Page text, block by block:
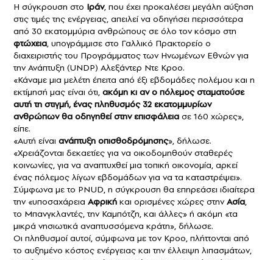
Η σύγκρουση στο Ιράν, που έχει προκαλέσει μεγάλη αύξηση
στις τιμές της ενέργειας, απειλεί να οδηγήσει περισσότερα
από 30 εκατομμύρια ανθρώπους σε όλο τον κόσμο στη
φτώχεια, υπογράμμισε στο Γαλλικό Πρακτορείο ο
διαχειριστής του Προγράμματος των Ηνωμένων Εθνών για
την Ανάπτυξη (UNDP) Αλεξάντερ Ντε Κροο.
«Κάναμε μια μελέτη έπειτα από έξι εβδομάδες πολέμου και η
εκτίμησή μας είναι ότι, ακόμη κι αν ο πόλεμος σταματούσε
αυτή τη στιγμή, ένας πληθυσμός 32 εκατομμυρίων
ανθρώπων θα οδηγηθεί στην επισφάλεια σε 160 χώρες»,
είπε.
«Αυτή είναι ανάπτυξη οπισθοδρόμησης», δήλωσε.
«Χρειάζονται δεκαετίες για να οικοδομηθούν σταθερές
κοινωνίες, για να αναπτυχθεί μια τοπική οικονομία, αρκεί
ένας πόλεμος λίγων εβδομάδων για να τα καταστρέψει».
Σύμφωνα με το PNUD, η σύγκρουση θα επηρεάσει ιδιαίτερα
την «υποσαχάρεια Αφρική και ορισμένες χώρες στηνΑσία,
το Μπανγκλαντές, την Καμπότζη, και άλλες» ή ακόμη «τα
μικρά νησιωτικά αναπτυσσόμενα κράτη», δήλωσε.
Οι πληθυσμοί αυτοί, σύμφωνα με τον Κροο, πλήττονται από
το αυξημένο κόστος ενέργειας και την έλλειψη λιπασμάτων,